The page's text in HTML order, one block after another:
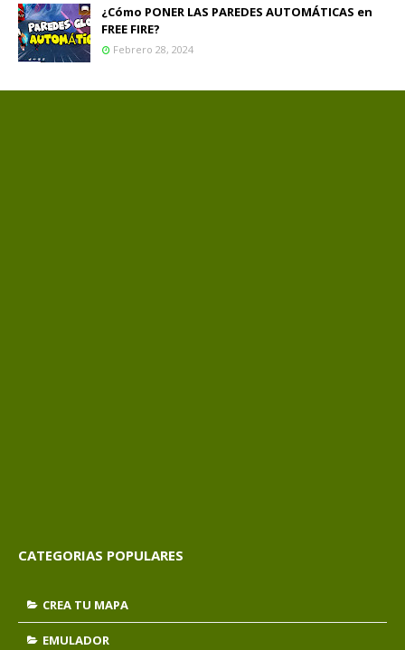
¿Cómo PONER LAS PAREDES AUTOMÁTICAS en
FREE FIRE?
Febrero 28, 2024
CATEGORIAS POPULARES
CREA TU MAPA
EMULADOR